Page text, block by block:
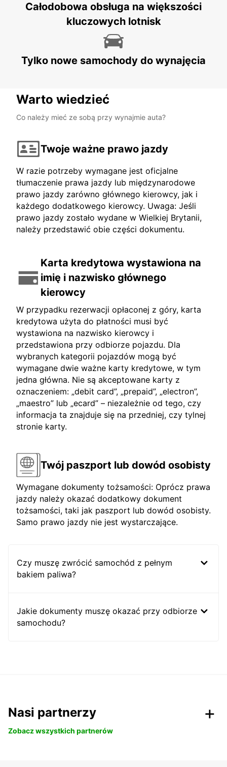
Całodobowa obsługa na większości
kluczowych lotnisk
Tylko nowe samochody do wynajęcia
Warto wiedzieć
Co należy mieć ze sobą przy wynajmie auta?
Twoje ważne prawo jazdy
W razie potrzeby wymagane jest oficjalne
tłumaczenie prawa jazdy lub międzynarodowe
prawo jazdy zarówno głównego kierowcy, jak i
każdego dodatkowego kierowcy. Uwaga: Jeśli
prawo jazdy zostało wydane w Wielkiej Brytanii,
należy przedstawić obie części dokumentu.
Karta kredytowa wystawiona na
imię i nazwisko głównego
kierowcy
W przypadku rezerwacji opłaconej z góry, karta
kredytowa użyta do płatności musi być
wystawiona na nazwisko kierowcy i
przedstawiona przy odbiorze pojazdu. Dla
wybranych kategorii pojazdów mogą być
wymagane dwie ważne karty kredytowe, w tym
jedna główna. Nie są akceptowane karty z
oznaczeniem: „debit card”, „prepaid”, „electron”,
„maestro” lub „ecard” – niezależnie od tego, czy
informacja ta znajduje się na przedniej, czy tylnej
stronie karty.
Twój paszport lub dowód osobisty
Wymagane dokumenty tożsamości: Oprócz prawa
jazdy należy okazać dodatkowy dokument
tożsamości, taki jak paszport lub dowód osobisty.
Samo prawo jazdy nie jest wystarczające.
Czy muszę zwrócić samochód z pełnym
bakiem paliwa?
Jakie dokumenty muszę okazać przy odbiorze
samochodu?
Nasi partnerzy
Zobacz wszystkich partnerów